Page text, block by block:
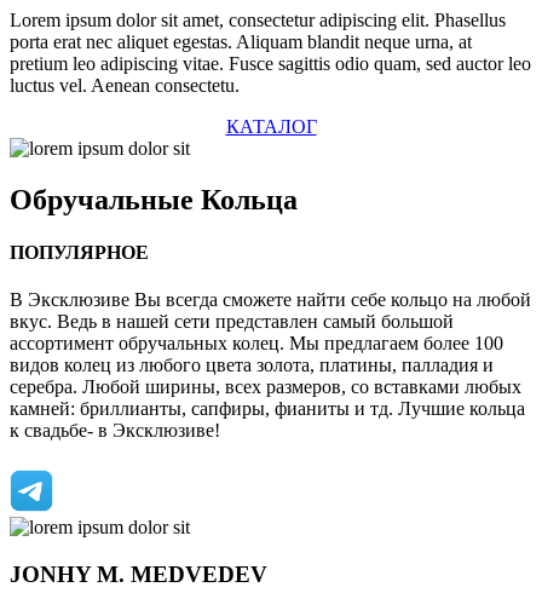
Lorem ipsum dolor sit amet, consectetur adipiscing elit. Phasellus
porta erat nec aliquet egestas. Aliquam blandit neque urna, at
pretium leo adipiscing vitae. Fusce sagittis odio quam, sed auctor leo
luctus vel. Aenean consectetu.
КАТАЛОГ
Обручальные Кольца
ПОПУЛЯРНОЕ
В Эксклюзиве Вы всегда сможете найти себе кольцо на любой
вкус. Ведь в нашей сети представлен самый большой
ассортимент обручальных колец. Мы предлагаем более 100
видов колец из любого цвета золота, платины, палладия и
серебра. Любой ширины, всех размеров, со вставками любых
камней: бриллианты, сапфиры, фианиты и тд. Лучшие кольца
к свадьбе- в Эксклюзиве!
JONHYM. MEDVEDEV